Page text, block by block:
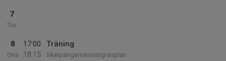
7
Tis
8
Ons
17:00
18:15
Träning
Skarpängenskonstgräsplan